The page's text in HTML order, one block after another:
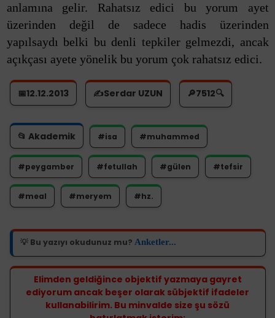
anlamına gelir. Rahatsız edici bu yorum ayet
üzerinden değil de sadece hadis üzerinden
yapılsaydı belki bu denli tepkiler gelmezdi, ancak
açıkçası ayete yönelik bu yorum çok rahatsız edici.
📅12.12.2013 ✍️Serdar UZUN 🔎7512🔍
📂 Akademik #isa #muhammed
#peygamber #fetullah #gülen #tefsir
#meal #meryem #hz.
💡 Bu yazıyı okudunuz mu? Anketler...
Elimden geldiğince objektif yazmaya gayret
ediyorum ancak beşer olarak sübjektif ifadeler
kullanabilirim. Bu minvalde size şu sözü